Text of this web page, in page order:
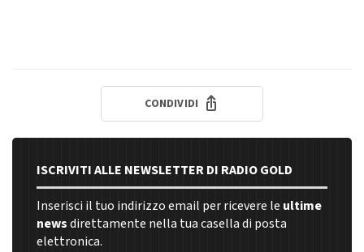
CONDIVIDI
ISCRIVITI ALLE NEWSLETTER DI RADIO GOLD
Inserisci il tuo indirizzo email per ricevere le ultime
newsdirettamente nella tua casella di posta
elettronica.